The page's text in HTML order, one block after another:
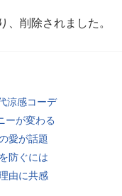
、削除されました。
涼感コーデ
ーが変わる
愛が話題
防ぐには
由に共感